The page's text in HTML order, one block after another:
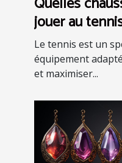
jouer au
Le tennis est un
équipement
et maximiser...